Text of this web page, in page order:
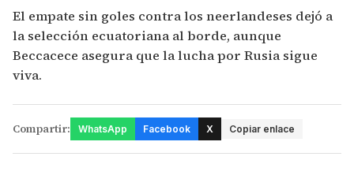
El empate sin goles contra los neerlandeses dejó a
la selección ecuatoriana al borde, aunque
Beccacece asegura que la lucha por Rusia sigue
viva.
Compartir: WhatsApp Facebook X Copiar enlace